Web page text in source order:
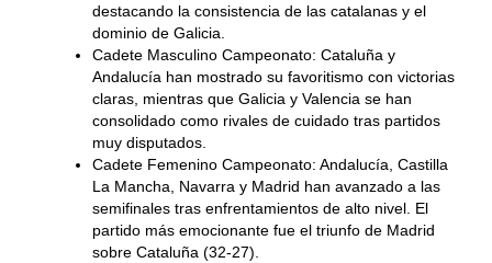
destacando la consistencia de las catalanas y el
dominio de Galicia.
Cadete Masculino Campeonato: Cataluña y
Andalucía han mostrado su favoritismo con victorias
claras, mientras que Galicia y Valencia se han
consolidado como rivales de cuidado tras partidos
muy disputados.
Cadete Femenino Campeonato: Andalucía, Castilla
La Mancha, Navarra y Madrid han avanzado a las
semifinales tras enfrentamientos de alto nivel. El
partido más emocionante fue el triunfo de Madrid
sobre Cataluña (32-27).